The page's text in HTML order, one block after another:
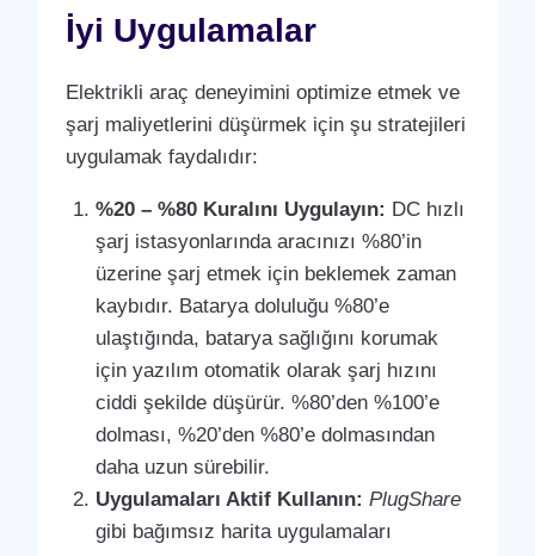
İyi Uygulamalar
Elektrikli araç deneyimini optimize etmek ve
şarj maliyetlerini düşürmek için şu stratejileri
uygulamak faydalıdır:
%20 – %80 Kuralını Uygulayın: DC hızlı
şarj istasyonlarında aracınızı %80’in
üzerine şarj etmek için beklemek zaman
kaybıdır. Batarya doluluğu %80’e
ulaştığında, batarya sağlığını korumak
için yazılım otomatik olarak şarj hızını
ciddi şekilde düşürür. %80’den %100’e
dolması, %20’den %80’e dolmasından
daha uzun sürebilir.
Uygulamaları Aktif Kullanın: PlugShare
gibi bağımsız harita uygulamaları